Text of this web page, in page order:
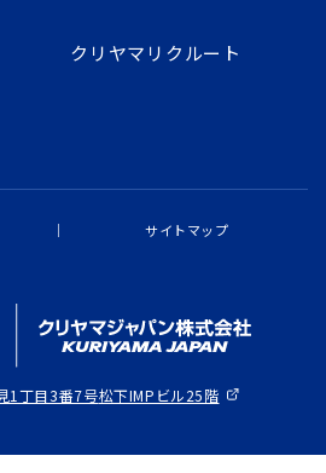
クリヤマリクルート
1丁目3番7号松下IMPビル25階
サイトマップ